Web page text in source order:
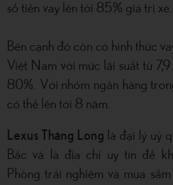
số tiền vay lên tới 85% giá trị xe.
Bên cạnh đó còn có hình thức
Việt Nam với mức lãi suất từ
80%. Với nhóm ngân hàng
có thể lên tới 8 năm.
Lexus Thăng Long là đại lý uỷ
Bắc và là địa chỉ uy tín để
Phòng trải nghiệm và mua